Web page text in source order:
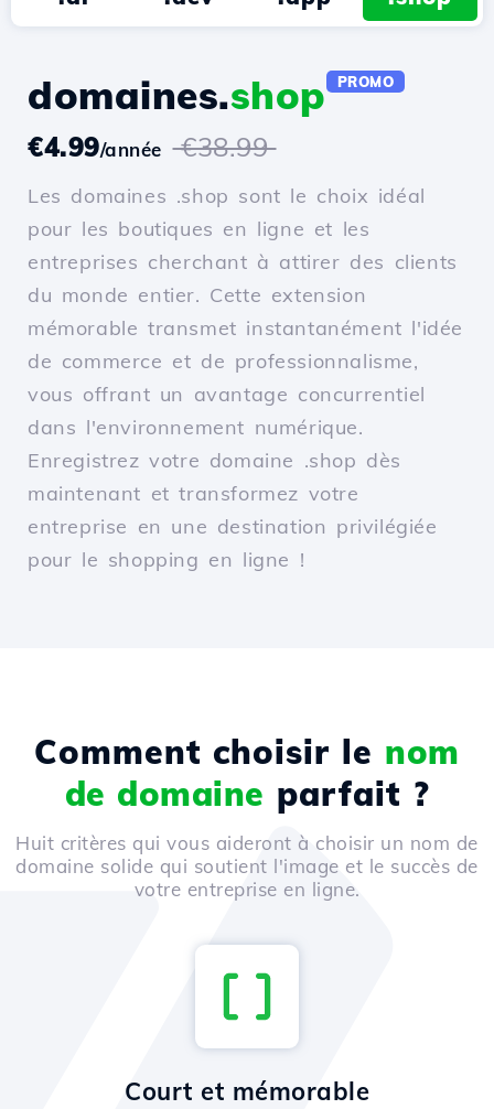
domaines.shop PROMO
€4.99/année €38.99
Les domaines .shop sont le choix idéal
pour les boutiques en ligne et les
entreprises cherchant à attirer des clients
du monde entier. Cette extension
mémorable transmet instantanément l'idée
de commerce et de professionnalisme,
vous offrant un avantage concurrentiel
dans l'environnement numérique.
Enregistrez votre domaine .shop dès
maintenant et transformez votre
entreprise en une destination privilégiée
pour le shopping en ligne !
Comment choisir le nom
de domaine parfait ?
Huit critères qui vous aideront à choisir un nom de
domaine solide qui soutient l'image et le succès de
votre entreprise en ligne.
Court et mémorable